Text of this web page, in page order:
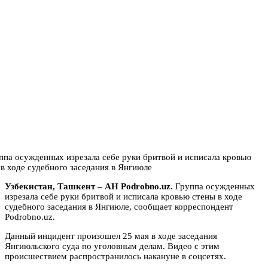
Узбекистан, Ташкент – АН Podrobno.uz. Группа осужденных
изрезала себе руки бритвой и исписала кровью стены в ходе
судебного заседания в Янгиюле, сообщает корреспондент
Podrobno.uz.
Данный инцидент произошел 25 мая в ходе заседания
Янгиюльского суда по уголовным делам. Видео с этим
происшествием распространилось накануне в соцсетях.